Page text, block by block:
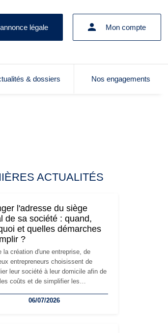
légale Mon compte
& dossiers Nos engagements
ACTUALITÉS
l'adresse du siège
de sa société : quand,
et quelles démarches
?
la création d'une entreprise, de
entrepreneurs choisissent de
leur société à leur domicile afin de
coûts et de simplifier les
cette solution peut rapidement
06/07/2026